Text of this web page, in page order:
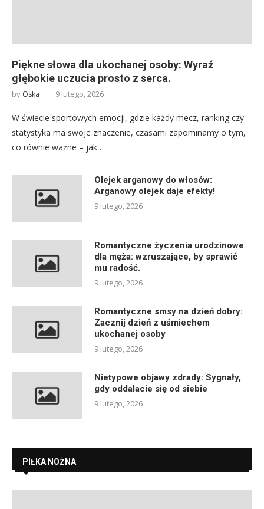
Piękne słowa dla ukochanej osoby: Wyraź
głębokie uczucia prosto z serca.
by Oska 9 lutego, 2026
W świecie sportowych emocji, gdzie każdy mecz, ranking czy
statystyka ma swoje znaczenie, czasami zapominamy o tym,
co równie ważne – jak …
Olejek arganowy do włosów:
Arganowy olejek daje efekty!
9 lutego, 2026
Romantyczne życzenia urodzinowe
dla męża: wzruszające, by sprawić
mu radość.
9 lutego, 2026
Romantyczne smsy na dzień dobry:
Zacznij dzień z uśmiechem
ukochanej osoby
9 lutego, 2026
Nietypowe objawy zdrady: Sygnały,
gdy oddalacie się od siebie
9 lutego, 2026
PIŁKA NOŻNA